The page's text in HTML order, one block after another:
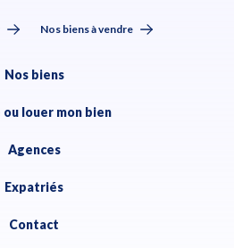
Nos biens à vendre
Nos biens
ou louer mon bien
Agences
Expatriés
Contact